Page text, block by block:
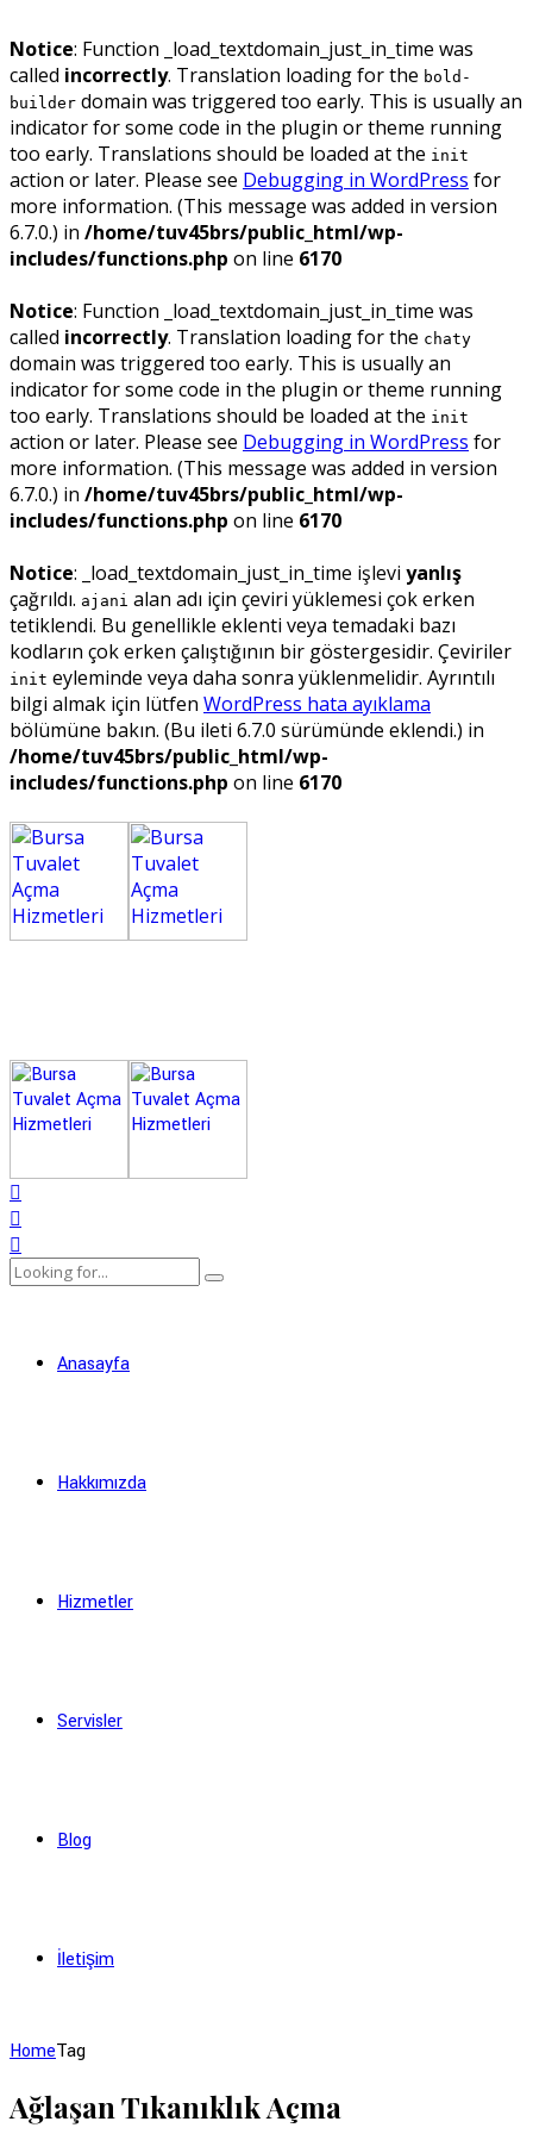
Notice: Function _load_textdomain_just_in_time was
called incorrectly. Translation loading for the bold-
builder domain was triggered too early. This is usually an
indicator for some code in the plugin or theme running
too early. Translations should be loaded at the init
action or later. Please see Debugging in WordPress for
more information. (This message was added in version
6.7.0.) in /home/tuv45brs/public_html/wp-
includes/functions.php on line 6170
Notice: Function _load_textdomain_just_in_time was
called incorrectly. Translation loading for the chaty
domain was triggered too early. This is usually an
indicator for some code in the plugin or theme running
too early. Translations should be loaded at the init
action or later. Please see Debugging in WordPress for
more information. (This message was added in version
6.7.0.) in /home/tuv45brs/public_html/wp-
includes/functions.php on line 6170
Notice: _load_textdomain_just_in_time işlevi yanlış
çağrıldı. ajani alan adı için çeviri yüklemesi çok erken
tetiklendi. Bu genellikle eklenti veya temadaki bazı
kodların çok erken çalıştığının bir göstergesidir. Çeviriler
init eyleminde veya daha sonra yüklenmelidir. Ayrıntılı
bilgi almak için lütfen WordPress hata ayıklama
bölümüne bakın. (Bu ileti 6.7.0 sürümünde eklendi.) in
/home/tuv45brs/public_html/wp-
includes/functions.php on line 6170
Anasayfa
Hakkımızda
Hizmetler
Servisler
Blog
İletişim
HomeTag
Ağlaşan Tıkanıklık Açma